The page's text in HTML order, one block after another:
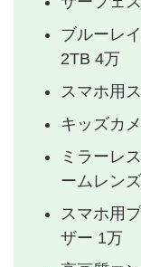
ブルーレ
2TB 4万
スマホ用
キッズカ
ミラーレ
ームレン
スマホ用
ザー 1万